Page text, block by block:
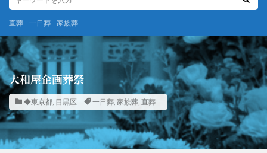
直葬 一日葬 家族葬
大和屋企画葬祭
◆東京都, 目黒区 一日葬, 家族葬, 直葬